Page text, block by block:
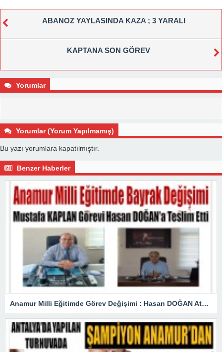
ABANOZ YAYLASINDA KAZA ; 3 YARALI
KAPTANA SON GÖREV
Yorumlar
Yorumlar (Yorum Yapılmamış)
Bu yazı yorumlara kapatılmıştır.
Benzer Haberler
Anamur Milli Eğitimde Görev Değişimi : Hasan DOĞAN Atandı